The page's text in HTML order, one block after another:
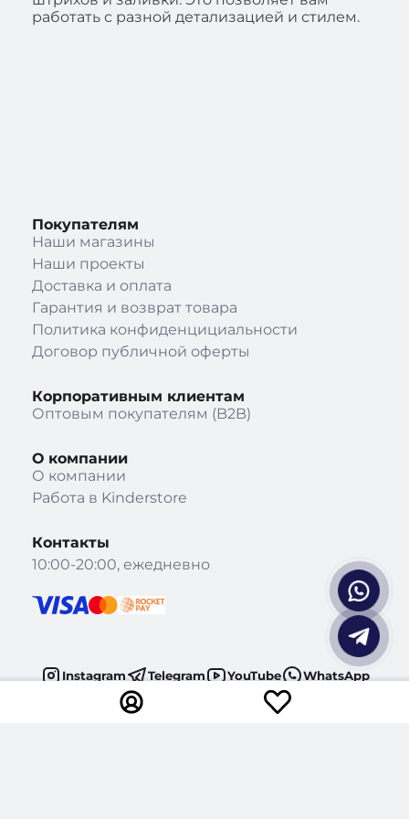
работать с разной детализацией и стилем.
Покупателям
Наши магазины
Наши проекты
Доставка и оплата
Гарантия и возврат товара
Политика конфиденцициальности
Договор публичной оферты
Корпоративным клиентам
Оптовым покупателям (B2B)
О компании
О компании
Работа в Kinderstore
Контакты
10:00-20:00, ежедневно
Instagram Telegram YouTube
WhatsApp